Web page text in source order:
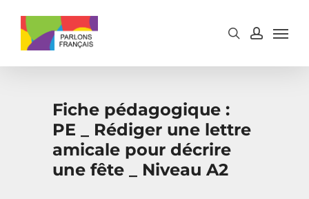
Fiche pédagogique :
PE _ Rédiger une lettre
amicale pour décrire
une fête _ Niveau A2